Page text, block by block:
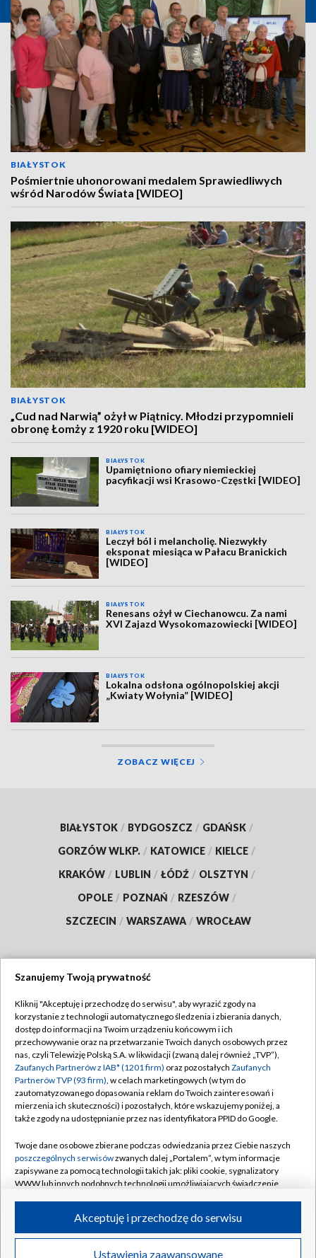
BIAŁYSTOK
Pośmiertnie uhonorowani medalem Sprawiedliwych
wśród Narodów Świata [WIDEO]
BIAŁYSTOK
„Cud nad Narwią” ożył w Piątnicy. Młodzi przypomnieli
obronę Łomży z 1920 roku [WIDEO]
BIAŁYSTOK
Upamiętniono ofiary niemieckiej
pacyfikacji wsi Krasowo-Częstki [WIDEO]
BIAŁYSTOK
Leczył ból i melancholię. Niezwykły
eksponat miesiąca w Pałacu Branickich
[WIDEO]
BIAŁYSTOK
Renesans ożył w Ciechanowcu. Za nami
XVI Zajazd Wysokomazowiecki [WIDEO]
BIAŁYSTOK
Lokalna odsłona ogólnopolskiej akcji
„Kwiaty Wołynia” [WIDEO]
ZOBACZ WIĘCEJ
BIAŁYSTOK / BYDGOSZCZ / GDAŃSK /
GORZÓW WLKP. / KATOWICE / KIELCE /
KRAKÓW / LUBLIN / ŁÓDŹ / OLSZTYN /
OPOLE / POZNAŃ / RZESZÓW /
SZCZECIN / WARSZAWA / WROCŁAW
TVP
Abonament TVP
Emisja w TVP
Centrum informacji TVP
Naziemna Telewizja Cyfrowa
Rada Programowa
System NOS
Informacje o nadawcy
Program dla prasy
Regulamin TVP
Polityka prywatności
Moje zgody
Pomoc
Kontakt
Kanały
©2026 Telewizja Polska S.A. w likwidacji
Szanujemy Twoją prywatność
Kliknij "Akceptuję i przechodzę do serwisu", aby wyrazić zgody na
korzystanie z technologii automatycznego śledzenia i zbierania danych,
dostęp do informacji na Twoim urządzeniu końcowym i ich
przechowywanie oraz na przetwarzanie Twoich danych osobowych przez
nas, czyli Telewizję Polską S.A. w likwidacji (zwaną dalej również „TVP”),
Zaufanych Partnerów z IAB* (1201 firm) oraz pozostałych Zaufanych
Partnerów TVP (93 firm), w celach marketingowych (w tym do
zautomatyzowanego dopasowania reklam do Twoich zainteresowań i
mierzenia ich skuteczności) i pozostałych, które wskazujemy poniżej, a
także zgody na udostępnianie przez nas identyfikatora PPID do Google.
Twoje dane osobowe zbierane podczas odwiedzania przez Ciebie naszych
poszczególnych serwisówzwanych dalej „Portalem”, w tym informacje
zapisywane za pomocą technologii takich jak: pliki cookie, sygnalizatory
WWW lub innych podobnych technologii umożliwiających świadczenie
ruchu w Internecie.
Twoje dane osobowe zbierane podczas odwiedzania przez Ciebie
Ustawienia zaawansowane
Akceptuję i przechodzę do serwisu